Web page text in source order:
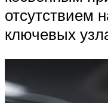
отсутствием
ключевых